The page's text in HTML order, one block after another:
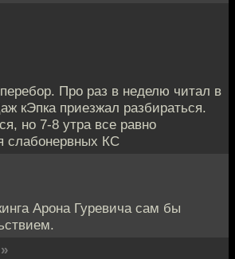
Про раз в неделю читал в
кЭпка приезжал разбираться.
но 7-8 утра все равно
слабонервных КС
Арона Гуревича сам бы
»